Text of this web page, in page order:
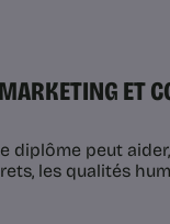
ET
diplôme peut
les qualités